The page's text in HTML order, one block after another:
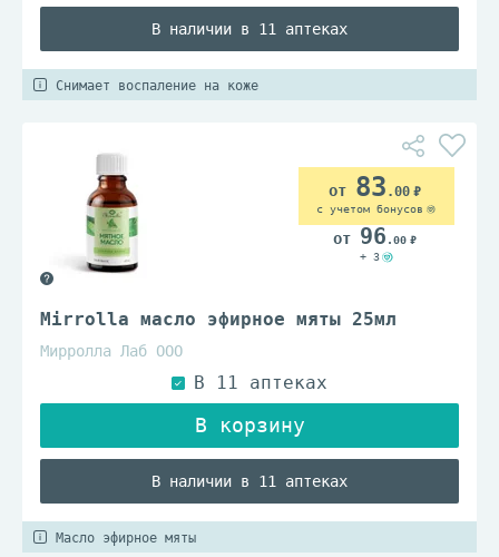
В наличии в 11 аптеках
Снимает воспаление на коже
Mirrolla масло эфирное мяты 25мл
Мирролла Лаб ООО
В наличии в 11 аптеках
83 .00
с учетом бонусов
96 .00
+ 3
Масло эфирное мяты